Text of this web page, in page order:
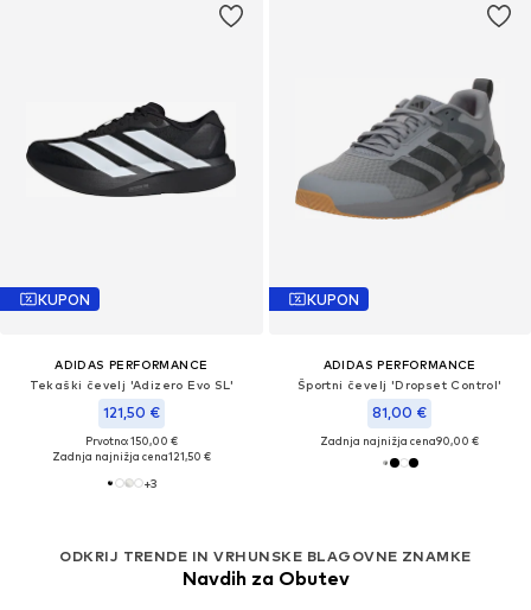
KUPON
ADIDAS PERFORMANCE
Tekaški čevelj 'Adizero Evo SL'
121,50 €
Prvotno: 150,00 €
Zadnja najnižja cena121,50 €
+3
KUPON
ADIDAS PERFORMANCE
Športni čevelj 'Dropset Control'
81,00 €
Zadnja najnižja cena90,00 €
ODKRIJ TRENDE IN VRHUNSKE BLAGOVNE ZNAMKE
Navdih za Obutev